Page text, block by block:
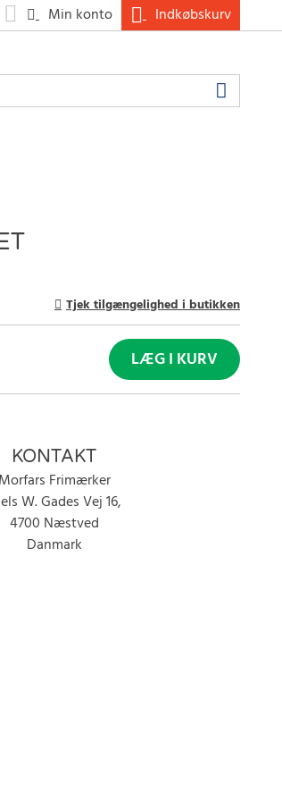
Indkøbskurv
Min konto
Tjek tilgængelighed i butikken
LÆG I KURV
KONTAKT
Morfars Frimærker
W. Gades Vej 16,
4700 Næstved
Danmark